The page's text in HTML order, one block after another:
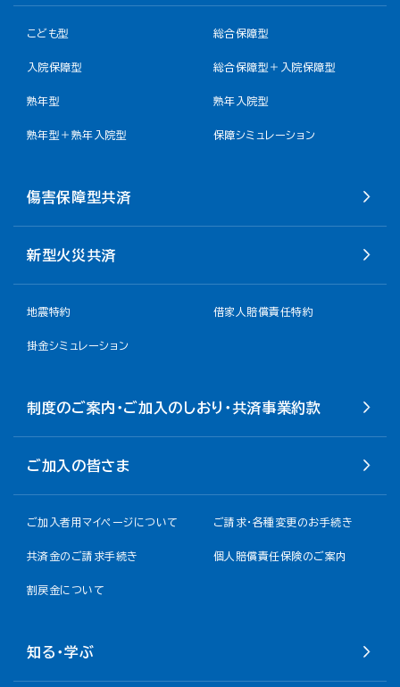
こども型 総合保障型
入院保障型 総合保障型＋入院保障型
熟年型 熟年入院型
熟年型＋熟年入院型 保障シミュレーション
傷害保障型共済
新型火災共済
地震特約 借家人賠償責任特約
掛金シミュレーション
制度のご案内・ご加入のしおり・共済事業約款
ご加入の皆さま
ご加入者用マイページについて ご請求・各種変更のお手続き
共済金のご請求手続き 個人賠償責任保険のご案内
割戻金について​
知る・学ぶ